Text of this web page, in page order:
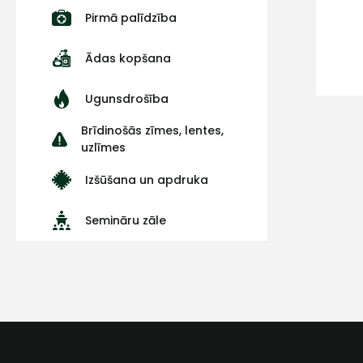
Pirmā palīdzība
Ādas kopšana
Ugunsdrošība
Brīdinošās zīmes, lentes,
uzlīmes
Izšūšana un apdruka
Semināru zāle